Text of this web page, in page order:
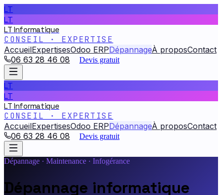
LT
LT
LT Informatique
CONSEIL · EXPERTISE
AccueilExpertisesOdoo ERPDépannageÀ proposContact
06 63 28 46 08
Devis gratuit
LT
LT
LT Informatique
CONSEIL · EXPERTISE
AccueilExpertisesOdoo ERPDépannageÀ proposContact
06 63 28 46 08
Devis gratuit
Dépannage · Maintenance · Infogérance
Dépannage informatique